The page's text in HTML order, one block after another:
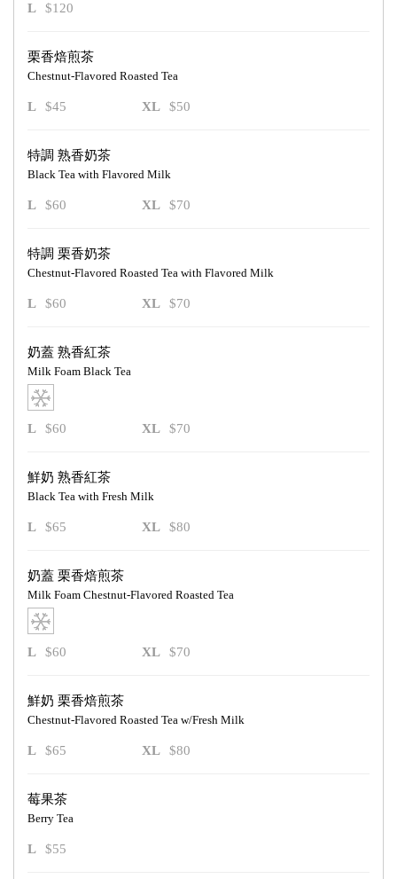
L $120
栗香焙煎茶
Chestnut-Flavored Roasted Tea
L $45 XL $50
特調 熟香奶茶
Black Tea with Flavored Milk
L $60 XL $70
特調 栗香奶茶
Chestnut-Flavored Roasted Tea with Flavored Milk
L $60 XL $70
奶蓋 熟香紅茶
Milk Foam Black Tea
L $60 XL $70
鮮奶 熟香紅茶
Black Tea with Fresh Milk
L $65 XL $80
奶蓋 栗香焙煎茶
Milk Foam Chestnut-Flavored Roasted Tea
L $60 XL $70
鮮奶 栗香焙煎茶
Chestnut-Flavored Roasted Tea w/Fresh Milk
L $65 XL $80
莓果茶
Berry Tea
L $55